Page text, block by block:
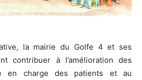
la mairie du Golfe 4 et ses
contribuer à l’amélioration des
en charge des patients et au